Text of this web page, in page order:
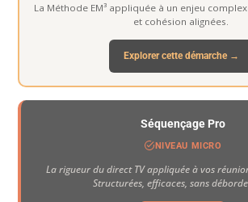
La Méthode EM³ appliquée à un enjeu
et cohésion alignées.
Explorer cette démarche →
Séquençage Pro
NIVEAU MICRO
La rigueur du direct TV appliquée à vos
Structurées, efficaces, sans